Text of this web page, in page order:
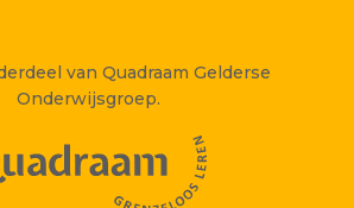
van Quadraam Gelderse
Onderwijsgroep.